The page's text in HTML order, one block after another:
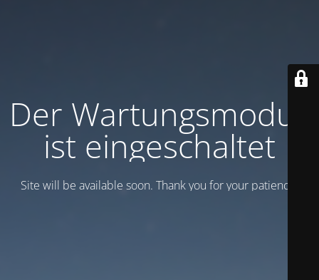
Der Wartungsmodus
ist eingeschaltet
Site will be available soon. Thank you for your patience!